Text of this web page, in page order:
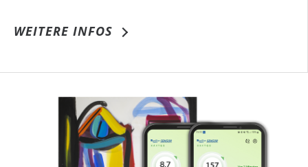
WEITERE INFOS